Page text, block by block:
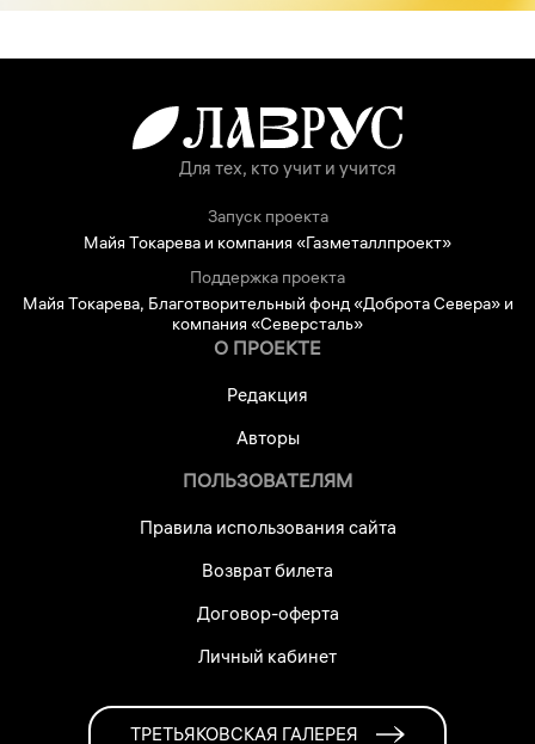
Для тех, кто учит и учится
Запуск проекта
Майя Токарева и компания «Газметаллпроект»
Поддержка проекта
Майя Токарева, Благотворительный фонд «Доброта Севера» и
компания «Северсталь»
О ПРОЕКТЕ
Редакция
Авторы
ПОЛЬЗОВАТЕЛЯМ
Правила использования сайта
Возврат билета
Договор-оферта
Личный кабинет
ТРЕТЬЯКОВСКАЯ ГАЛЕРЕЯ